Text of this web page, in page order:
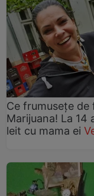
Ce frumusețe de
Marijuana! La 14
leit cu mama ei